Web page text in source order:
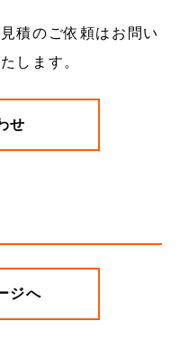
積のご依頼はお問い
します。
せ
ジへ